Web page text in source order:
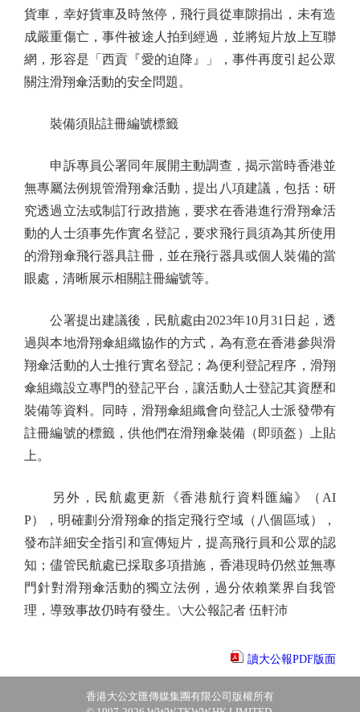
貨車，幸好貨車及時煞停，飛行員從車隙捐出，未有造
成嚴重傷亡，事件被途人拍到經過，並將短片放上互聯
網，形容是「西貢『愛的迫降』」，事件再度引起公眾
關注滑翔傘活動的安全問題。
裝備須貼註冊編號標籤
申訴專員公署同年展開主動調查，揭示當時香港並
無專屬法例規管滑翔傘活動，提出八項建議，包括：研
究透過立法或制訂行政措施，要求在香港進行滑翔傘活
動的人士須事先作實名登記，要求飛行員須為其所使用
的滑翔傘飛行器具註冊，並在飛行器具或個人裝備的當
眼處，清晰展示相關註冊編號等。
公署提出建議後，民航處由2023年10月31日起，透
過與本地滑翔傘組織協作的方式，為有意在香港參與滑
翔傘活動的人士推行實名登記；為便利登記程序，滑翔
傘組織設立專門的登記平台，讓活動人士登記其資歷和
裝備等資料。同時，滑翔傘組織會向登記人士派發帶有
註冊編號的標籤，供他們在滑翔傘裝備（即頭盔）上貼
上。
另外，民航處更新《香港航行資料匯編》（AI
P），明確劃分滑翔傘的指定飛行空域（八個區域），
發布詳細安全指引和宣傳短片，提高飛行員和公眾的認
知；儘管民航處已採取多項措施，香港現時仍然並無專
門針對滑翔傘活動的獨立法例，過分依賴業界自我管
理，導致事故仍時有發生。\大公報記者 伍軒沛
讀大公報PDF版面
香港大公文匯傳媒集團有限公司版權所有